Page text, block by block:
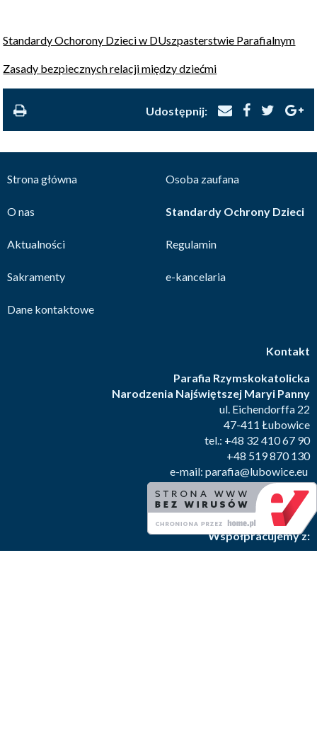
Standardy Ochorony Dzieci w DUszpasterstwie Parafialnym
Zasady bezpiecznych relacji między dziećmi
Udostępnij:
Strona główna
O nas
Aktualności
Sakramenty
Dane kontaktowe
Osoba zaufana
Standardy Ochrony Dzieci
Regulamin
e-kancelaria
Kontakt
Parafia Rzymskokatolicka
Narodzenia Najświętszej Maryi Panny
ul. Eichendorffa 22
47-411 Łubowice
tel.: +48 32 410 67 90
+48 519 870 130
e-mail: parafia@lubowice.eu
Facebook
Współpracujemy z: